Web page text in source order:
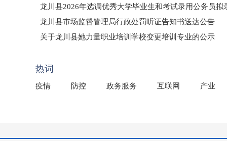
龙川县2026年选调优秀大学毕业生和考试录用公务员拟
龙川县市场监督管理局行政处罚听证告知书送达公告
（龙市监罚送告〔2026〕71号）
关于龙川县她力量职业培训学校变更培训专业的公示
热词
疫情 防控 政务服务 互联网 产业